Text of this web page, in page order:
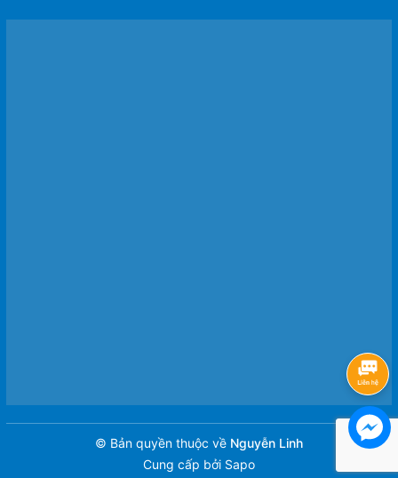
© Bản quyền thuộc về Nguyễn Linh
Cung cấp bởi Sapo